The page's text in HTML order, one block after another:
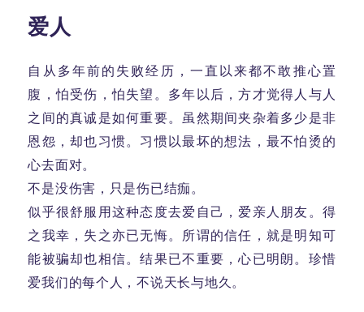
爱人
自从多年前的失败经历，一直以来都不敢推心置
腹，怕受伤，怕失望。多年以后，方才觉得人与人
之间的真诚是如何重要。虽然期间夹杂着多少是非
恩怨，却也习惯。习惯以最坏的想法，最不怕烫的
心去面对。
不是没伤害，只是伤已结痂。
似乎很舒服用这种态度去爱自己，爱亲人朋友。得
之我幸，失之亦已无悔。所谓的信任，就是明知可
能被骗却也相信。结果已不重要，心已明朗。珍惜
爱我们的每个人，不说天长与地久。